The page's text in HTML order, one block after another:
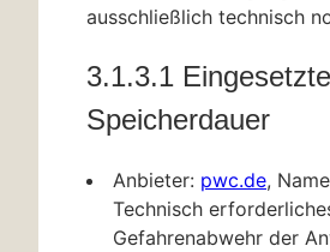
ausschließlich technisch
3.1.3.1
Speicherdauer
Anbieter: pwc.de,
Technisch
Gefahrenabwehr der